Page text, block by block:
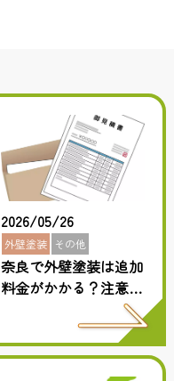
2026/05/26
外壁塗装 その他
奈良で外壁塗装は追加
料金がかかる？注意す